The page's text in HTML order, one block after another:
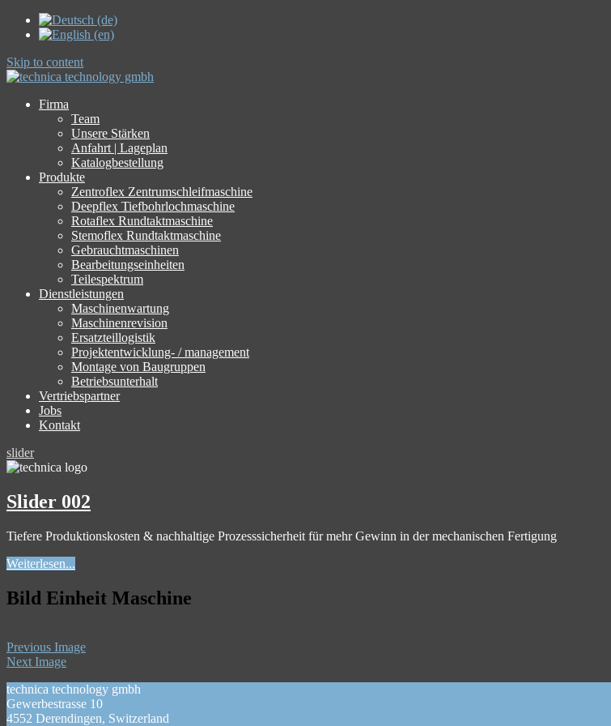
Skip to content
Firma
Team
Unsere Stärken
Anfahrt | Lageplan
Katalogbestellung
Produkte
Zentroflex Zentrumschleifmaschine
Deepflex Tiefbohrlochmaschine
Rotaflex Rundtaktmaschine
Stemoflex Rundtaktmaschine
Gebrauchtmaschinen
Bearbeitungseinheiten
Teilespektrum
Dienstleistungen
Maschinenwartung
Maschinenrevision
Ersatzteillogistik
Projektentwicklung- / management
Montage von Baugruppen
Betriebsunterhalt
Vertriebspartner
Jobs
Kontakt
slider
Slider 002
Tiefere Produktionskosten & nachhaltige Prozesssicherheit für mehr Gewinn in der mechanischen Fertigung
Weiterlesen...
Bild Einheit Maschine
Previous Image
Next Image
technica technology gmbh
Gewerbestrasse 10
4552 Derendingen, Switzerland